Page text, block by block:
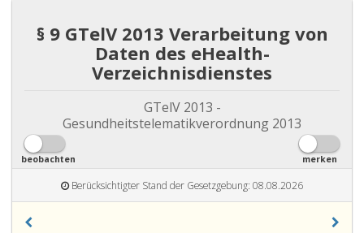
§ 9 GTelV 2013 Verarbeitung von
Daten des eHealth-
Verzeichnisdienstes
GTelV 2013 -
Gesundheitstelematikverordnung 2013
beobachten merken
Berücksichtigter Stand der Gesetzgebung: 08.08.2026